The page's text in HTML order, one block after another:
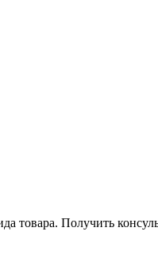
товара. Получить